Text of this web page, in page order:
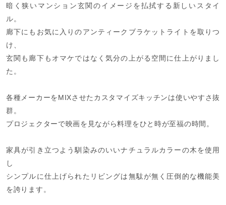
暗く狭いマンション玄関のイメージを払拭する新しいスタイ
ル。
廊下にもお気に入りのアンティークブラケットライトを取りつ
け、
玄関も廊下もオマケではなく気分の上がる空間に仕上がりまし
た。
各種メーカーをMIXさせたカスタマイズキッチンは使いやすさ抜
群。
プロジェクターで映画を見ながら料理をひと時が至福の時間。
家具が引き立つよう馴染みのいいナチュラルカラーの木を使用
し
シンプルに仕上げられたリビングは無駄が無く圧倒的な機能美
を誇ります。